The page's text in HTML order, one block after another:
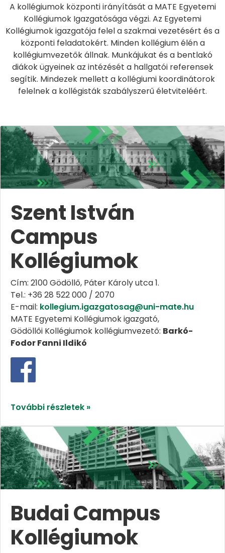
A kollégiumok központi irányítását a MATE Egyetemi
Kollégiumok Igazgatósága végzi. Az Egyetemi
Kollégiumok igazgatója felel a szakmai vezetésért és a
központi feladatokért. Minden kollégium élén a
kollégiumvezetők állnak. Munkájukat és a bentlakó
diákok ügyeinek az intézését a hallgatói referensek
segítik. Mindezek mellett a kollégiumi koordinátorok
felelnek a kollégisták szabályszerű életviteléért.
Szent István
Campus
Kollégiumok
Cím: 2100 Gödöllő, Páter Károly utca 1.
Tel.: +36 28 522 000 / 2070
E-mail: kollegium.igazgatosag@uni-mate.hu
MATE Egyetemi Kollégiumok igazgató,
Gödöllői Kollégiumok kollégiumvezető: Barkó-
Fodor Fanni Ildikó
További részletek »
Budai Campus
Kollégiumok